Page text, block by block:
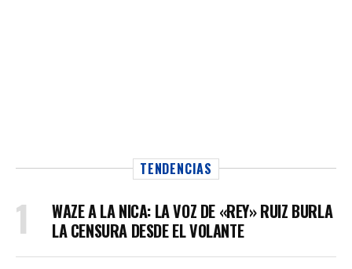
TENDENCIAS
WAZE A LA NICA: LA VOZ DE «REY» RUIZ BURLA
LA CENSURA DESDE EL VOLANTE